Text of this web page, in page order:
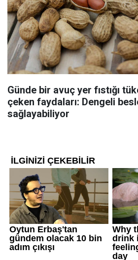
Günde bir avuç yer fıstığı
çeken faydaları: Dengeli
sağlayabiliyor